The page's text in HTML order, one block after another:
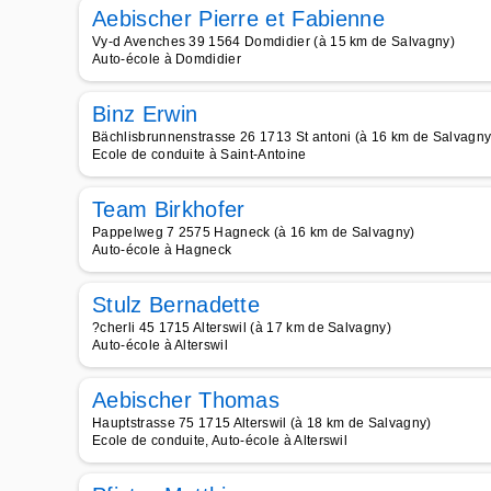
Aebischer Pierre et Fabienne
Vy-d Avenches 39 1564 Domdidier (à 15 km de Salvagny)
Auto-école à Domdidier
Binz Erwin
Bächlisbrunnenstrasse 26 1713 St antoni (à 16 km de
Ecole de conduite à Saint-Antoine
Team Birkhofer
Pappelweg 7 2575 Hagneck (à 16 km de Salvagny)
Auto-école à Hagneck
Stulz Bernadette
?cherli 45 1715 Alterswil (à 17 km de Salvagny)
Auto-école à Alterswil
Aebischer Thomas
Hauptstrasse 75 1715 Alterswil (à 18 km de Salvagny)
Ecole de conduite, Auto-école à Alterswil